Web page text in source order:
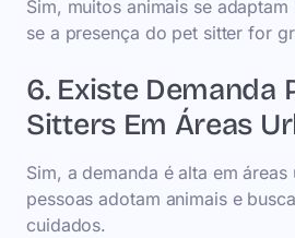
Sim, muitos animais se
se a presença do pet sitter for
6. Existe Demanda
Sitters Em Áreas
Sim, a demanda é alta em
pessoas adotam animais e
cuidados.